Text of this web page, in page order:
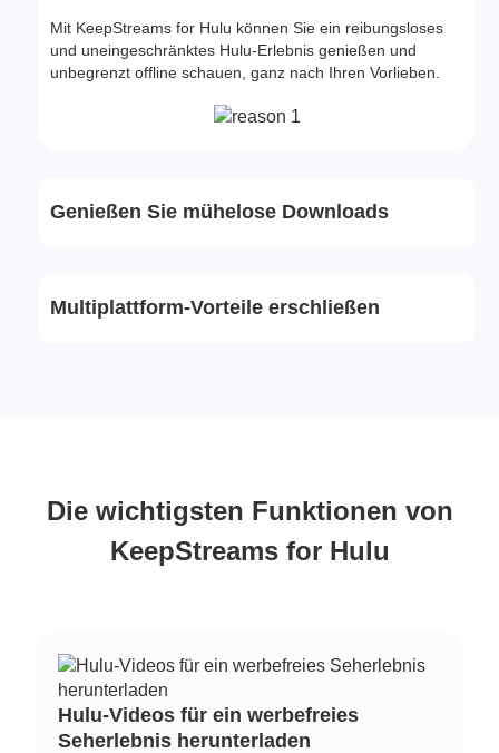
Mit KeepStreams for Hulu können Sie ein reibungsloses
und uneingeschränktes Hulu-Erlebnis genießen und
unbegrenzt offline schauen, ganz nach Ihren Vorlieben.
Genießen Sie mühelose Downloads
Multiplattform-Vorteile erschließen
Die wichtigsten Funktionen von
KeepStreams for Hulu
Hulu-Videos für ein werbefreies
Seherlebnis herunterladen